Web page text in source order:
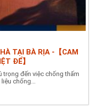
TẠI BÀ RỊA -【CAM
ĐỂ】
trọng đến việc chống thấm
chống...